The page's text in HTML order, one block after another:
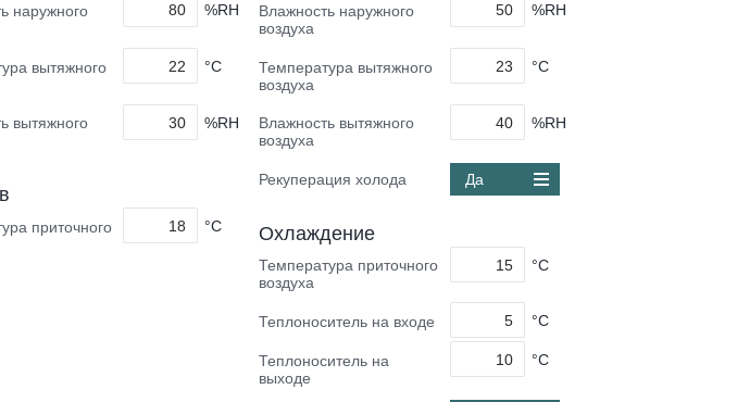
наружного
%RH
вытяжного
°C
вытяжного
%RH
приточного
°C
Влажность наружного
воздуха
%RH
Температура вытяжного
воздуха
°C
Влажность вытяжного
воздуха
%RH
Рекуперация холода Да
Охлаждение
Температура приточного
воздуха
°C
Теплоноситель на входе °C
Теплоноситель на
выходе
°C